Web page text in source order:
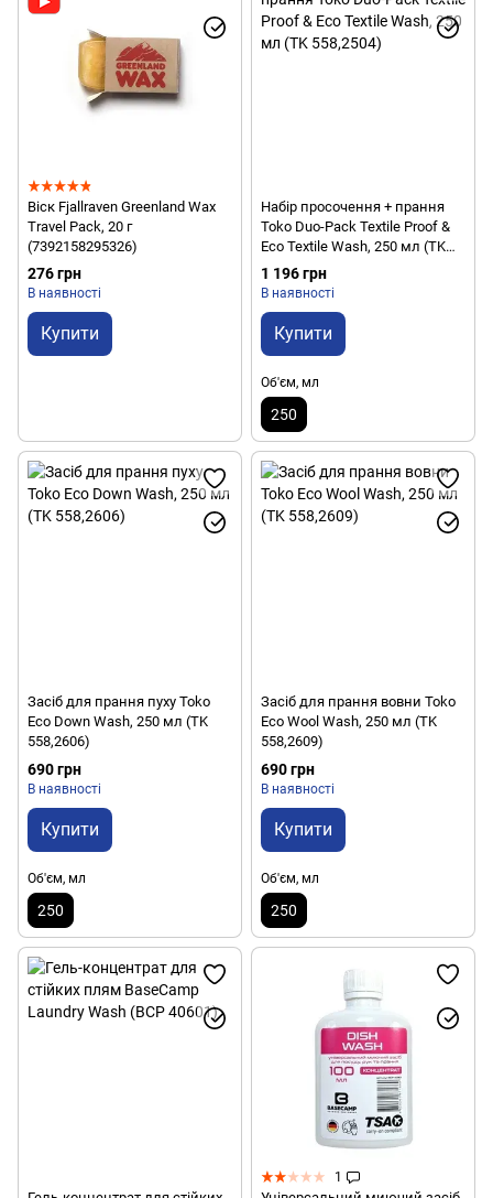
Віск Fjallraven Greenland Wax
Travel Pack, 20 г
(7392158295326)
276 грн
В наявності
Купити
Набір просочення + прання
Toko Duo-Pack Textile Proof &
Eco Textile Wash, 250 мл (TK
558,2504)
1 196 грн
В наявності
Купити
Об'єм, мл
250
Засіб для прання пуху Toko
Eco Down Wash, 250 мл (TK
558,2606)
690 грн
В наявності
Купити
Об'єм, мл
250
Засіб для прання вовни Toko
Eco Wool Wash, 250 мл (TK
558,2609)
690 грн
В наявності
Купити
Об'єм, мл
250
1